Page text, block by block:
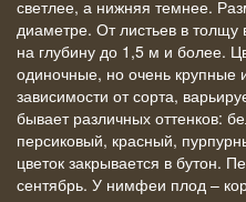
светлее, а нижняя темнее.
диаметре. От листьев в
на глубину до 1,5 м и более.
одиночные, но очень крупные
зависимости от сорта,
бывает различных оттенков:
персиковый, красный,
цветок закрывается в бутон.
сентябрь. У нимфеи плод –